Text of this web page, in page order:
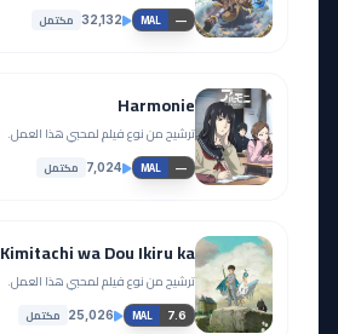
MAL —
32,132 مكتمل
Harmonie
ترشيح من نوع فيلم لمحبي هذا العمل.
MAL —
7,024 مكتمل
Kimitachi wa Dou Ikiru ka
ترشيح من نوع فيلم لمحبي هذا العمل.
MAL 7.6
25,026 مكتمل